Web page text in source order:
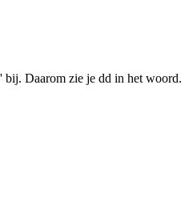
bij. Daarom zie je dd in het woord.